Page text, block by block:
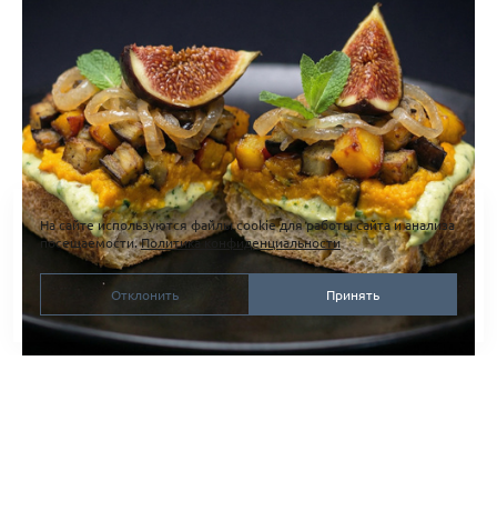
На сайте используются файлы cookie для работы сайта и анализа
посещаемости.Политика конфиденциальности
Отклонить Принять